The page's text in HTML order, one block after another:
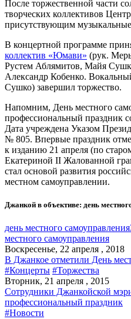
После торжественной части
творческих коллективов
присутствующим
В концертной программе
коллектив «Юмави» (рук.
Рустем Аблямитов, Майя
Александр Кобенко.
Сушко) завершил торжество.
Напомним, День местного
профессиональный праздник
Дата учреждена Указом
№ 805. Впервые праздник
к изданию 21 апреля (по
Екатериной II Жалованной
стал основой развития
местном самоуправлении.
Джанкой в объективе: день
день местного самоуправления
местного самоуправления
Воскресенье, 22 апреля , 2018
В Джанкое отметили День
#Концерты #Торжества
Вторник, 21 апреля , 2015
Сотрудники Джанкойской
профессиональный праздник
#Новости